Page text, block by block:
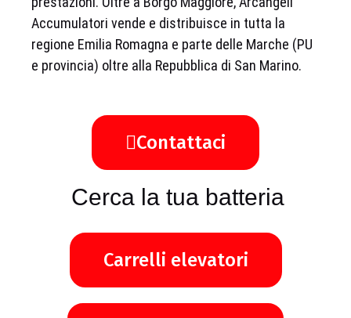
Accumulatori vende e distribuisce in tutta la
regione Emilia Romagna e parte delle Marche (PU
e provincia) oltre alla Repubblica di San Marino.
Contattaci
Cerca la tua batteria
Carrelli elevatori